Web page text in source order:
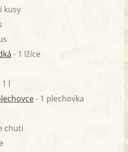
kusy
- 1 lžíce
1 l
- 1 plechovka
chuti